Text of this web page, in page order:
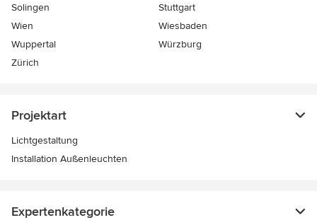
Solingen
Stuttgart
Wien
Wiesbaden
Wuppertal
Würzburg
Zürich
Projektart
Lichtgestaltung
Installation Außenleuchten
Expertenkategorie